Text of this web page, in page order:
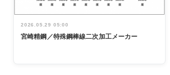
2026.05.29 05:00
宮崎精鋼／特殊鋼棒線二次加工メーカー